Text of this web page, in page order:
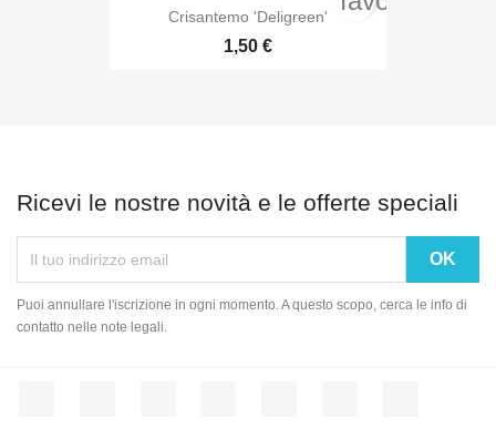
Crisantemo 'Deligreen'
1,50 €
Ricevi le nostre novità e le offerte speciali
Puoi annullare l'iscrizione in ogni momento. A questo scopo, cerca le info di
contatto nelle note legali.